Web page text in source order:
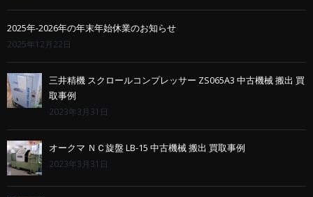
2025年-2026年の年末年始休業のお知らせ
2025年12月22日
三井精機 スクロールコンプレッサー ZS065A3 中古機械 搬出 買
取事例
2023年3月31日
オークマ ＮＣ旋盤 LB-15 中古機械 搬出 買取事例
2023年3月31日